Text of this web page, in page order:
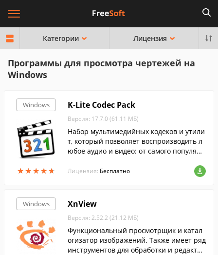
Категории Лицензия
Программы для просмотра чертежей на
Windows
Windows
★★★★★
★★★★★
K-Lite Codec Pack
Версия: 17.7.0 (61.11 МБ)
Набор мультимедийных кодеков и утили
т, который позволяет воспроизводить л
юбое аудио и видео: от самого популярн
Лицензия: Бесплатно
Windows XnView
Версия: 2.52.2 (21.12 МБ)
Функциональный просмотрщик и катал
огизатор изображений. Также имеет ряд
инструментов для обработки и редактир